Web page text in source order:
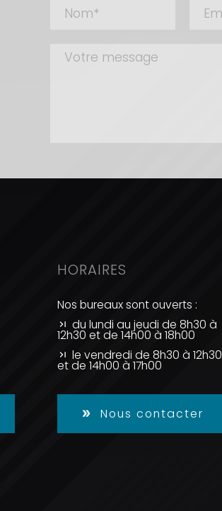
HORAIRES
Nos bureaux sont ouverts :
du lundi au jeudi de 8h30 à
12h30 et de 14h00 à 18h00
le vendredi de 8h30 à 12h30
et de 14h00 à 17h00
Nous contacter